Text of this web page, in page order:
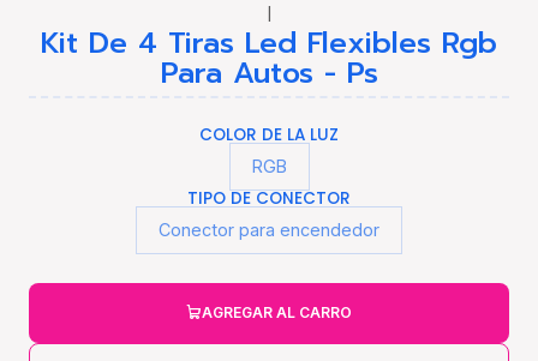
|
Kit De 4 Tiras Led Flexibles Rgb
Para Autos - Ps
COLOR DE LA LUZ
RGB
TIPO DE CONECTOR
Conector para encendedor
AGREGAR AL CARRO